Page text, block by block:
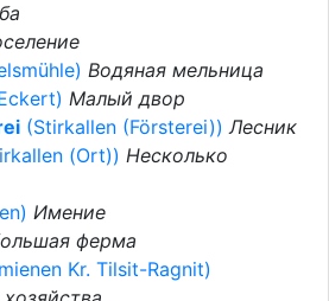
Водяная мельница
Малый двор
(Stirkallen (Försterei))Лесник
(Ort)) Несколько
Имение
ферма
Kr. Tilsit-Ragnit)